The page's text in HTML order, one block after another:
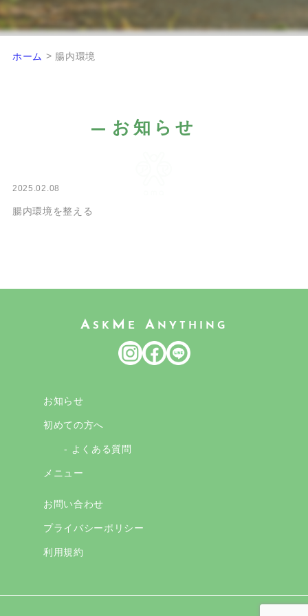
ホーム > 腸内環境
お知らせ
2025.02.08
腸内環境を整える
A SK M E A NYTHING
お知らせ
初めての方へ
- よくある質問
メニュー
お問い合わせ
プライバシーポリシー
利用規約